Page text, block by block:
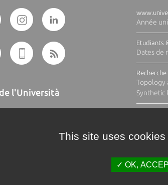
l'Università
Année
Etudiants
Dates de
Recherche
Topology
Synthetic
This site uses
OK,